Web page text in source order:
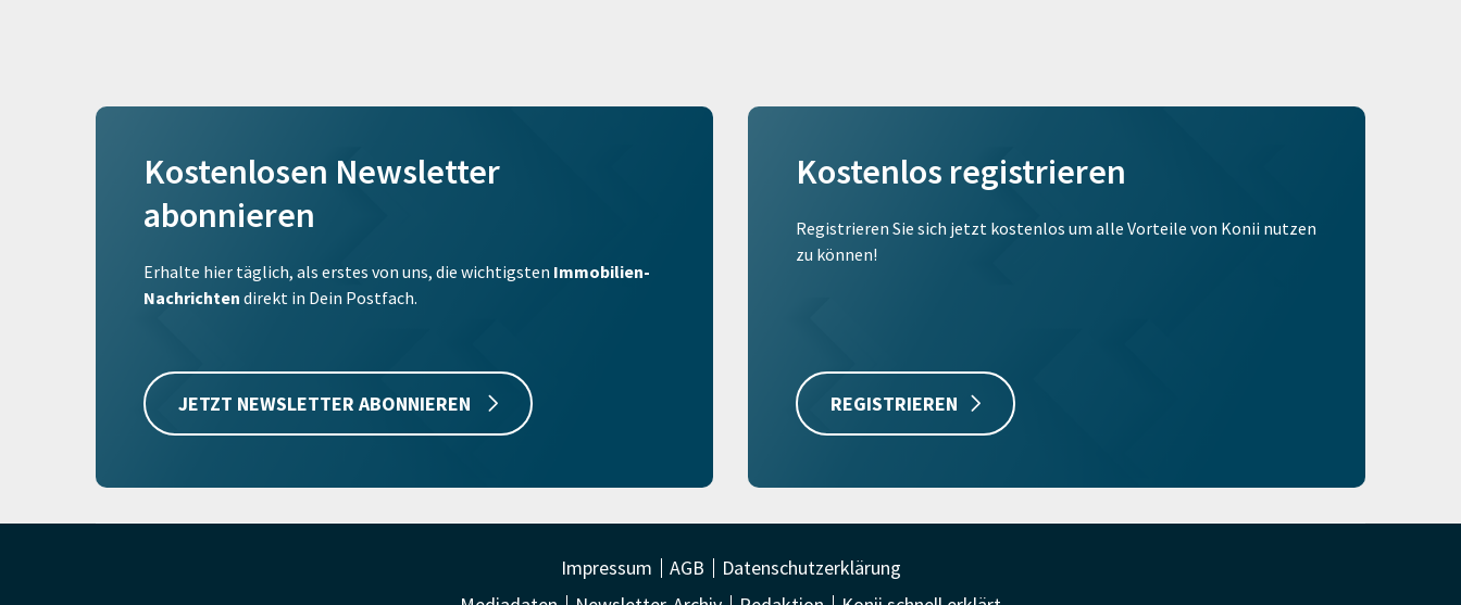
Kostenlosen Newsletter
abonnieren
Erhalte hier täglich, als erstes von uns, die wichtigsten Immobilien-
Nachrichten direkt in Dein Postfach.
JETZT NEWSLETTER ABONNIEREN
Kostenlos registrieren
Registrieren Sie sich jetzt kostenlos um alle Vorteile von Konii nutzen
zu können!
REGISTRIEREN
Impressum AGB
Datenschutzerklärung